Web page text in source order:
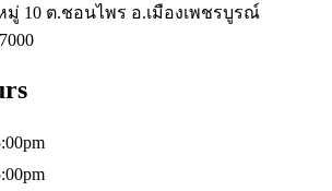
หมู่ 10 ต.ชอนไพร อ.เมืองเพชรบูรณ์